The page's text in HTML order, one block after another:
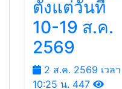
ตั้งแต่วันที่
10-19 ส.ค.
2569
2 ส.ค. 2569 เวลา
10:25 น. 447